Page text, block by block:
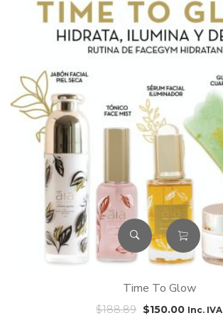
Time To Glow
$188.89 El
$150.00ElInc. IVA